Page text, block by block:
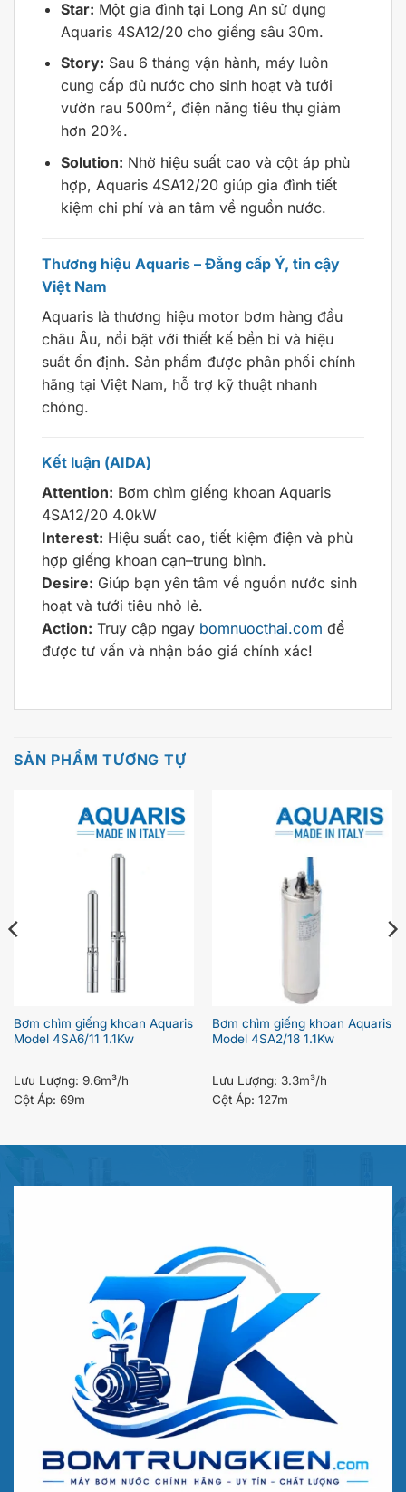
Star: Một gia đình tại Long An sử dụng
Aquaris 4SA12/20 cho giếng sâu 30m.
Story: Sau 6 tháng vận hành, máy luôn
cung cấp đủ nước cho sinh hoạt và tưới
vườn rau 500m², điện năng tiêu thụ giảm
hơn 20%.
Solution: Nhờ hiệu suất cao và cột áp phù
hợp, Aquaris 4SA12/20 giúp gia đình tiết
kiệm chi phí và an tâm về nguồn nước.
Thương hiệu Aquaris – Đẳng cấp Ý, tin cậy
Việt Nam
Aquaris là thương hiệu motor bơm hàng đầu
châu Âu, nổi bật với thiết kế bền bỉ và hiệu
suất ổn định. Sản phẩm được phân phối chính
hãng tại Việt Nam, hỗ trợ kỹ thuật nhanh
chóng.
Kết luận (AIDA)
Attention: Bơm chìm giếng khoan Aquaris
4SA12/20 4.0kW
Interest: Hiệu suất cao, tiết kiệm điện và phù
hợp giếng khoan cạn–trung bình.
Desire: Giúp bạn yên tâm về nguồn nước sinh
hoạt và tưới tiêu nhỏ lẻ.
Action: Truy cập ngay bomnuocthai.com để
được tư vấn và nhận báo giá chính xác!
SẢN PHẨM TƯƠNG TỰ
Bơm chìm giếng khoan Aquaris
Model 4SA6/11 1.1Kw
Lưu Lượng: 9.6m³/h
Cột Áp: 69m
Bơm chìm giếng khoan Aquaris
Model 4SA2/18 1.1Kw
Lưu Lượng: 3.3m³/h
Cột Áp: 127m